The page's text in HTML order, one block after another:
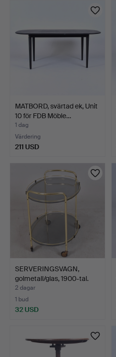
MATBORD, svärtad ek, Unit
10 för FDB Möble…
1 dag
Värdering
211 USD
SERVERINGSVAGN,
golmetall/glas, 1900-tal.
2 dagar
1 bud
32 USD